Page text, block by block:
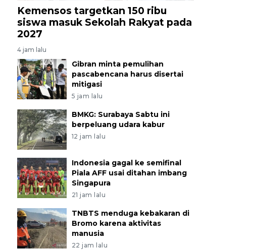
Kemensos targetkan 150 ribu
siswa masuk Sekolah Rakyat pada
2027
4 jam lalu
Gibran minta pemulihan
pascabencana harus disertai
mitigasi
5 jam lalu
BMKG: Surabaya Sabtu ini
berpeluang udara kabur
12 jam lalu
Indonesia gagal ke semifinal
Piala AFF usai ditahan imbang
Singapura
21 jam lalu
TNBTS menduga kebakaran di
Bromo karena aktivitas
manusia
22 jam lalu